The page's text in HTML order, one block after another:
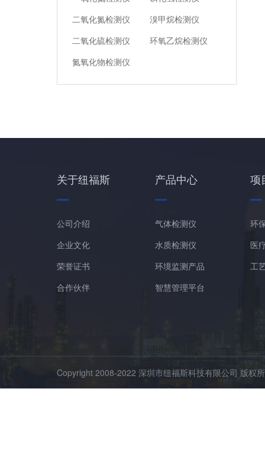
二氧化氮检测仪
溴甲烷检测仪
二氧化硫检测仪
环氧乙烷检测仪
氮氧化物检测仪
关于纽福斯
公司介绍
企业文化
荣誉证书
合作伙伴
产品中心
气体检测仪
水质检测仪
环境监测产品
智慧管理平台
项
环
医
工
Copyright 2008-2022 深圳市纽福斯科技有限公司 版